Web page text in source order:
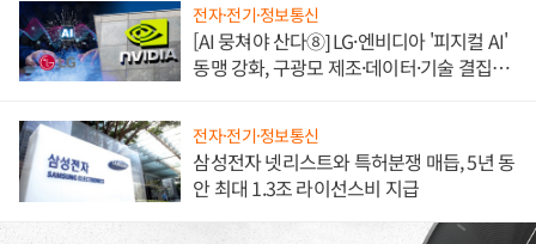
전자·전기·정보통신
[AI 뭉쳐야 산다⑧] LG·엔비디아 '피지컬 AI'
동맹 강화, 구광모 제조·데이터·기술 결집
전자·전기·정보통신
삼성전자 넷리스트와 특허분쟁 매듭, 5년 동
안 최대 1.3조 라이선스비 지급